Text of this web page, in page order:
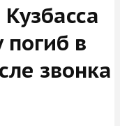
погиб в
звонка